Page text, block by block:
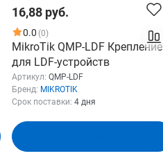
16,88 руб.
0.0 (0)
MikroTik QMP-LDF Крепление
для LDF-устройств
Артикул: QMP-LDF
Бренд: MIKROTIK
Срок поставки: 4 дня